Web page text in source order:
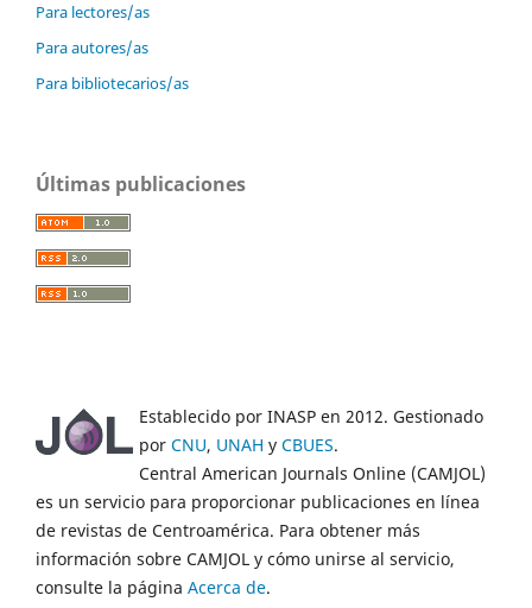
Para lectores/as
Para autores/as
Para bibliotecarios/as
Últimas publicaciones
Establecido por INASP en 2012. Gestionado
por CNU, UNAH y CBUES.
Central American Journals Online (CAMJOL)
es un servicio para proporcionar publicaciones en línea
de revistas de Centroamérica. Para obtener más
información sobre CAMJOL y cómo unirse al servicio,
consulte la página Acerca de.